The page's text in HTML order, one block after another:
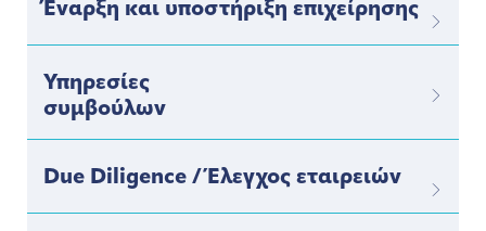
Έναρξη και υποστήριξη επιχείρησης
Υπηρεσίες
συμβούλων
Due Diligence / Έλεγχος εταιρειών